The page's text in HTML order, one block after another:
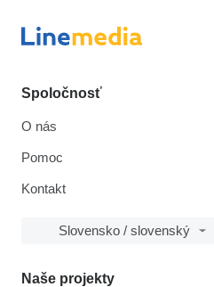
Spoločnosť
O nás
Pomoc
Kontakt
Slovensko / slovenský
Naše projekty